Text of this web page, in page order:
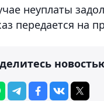
неуплаты
передается на